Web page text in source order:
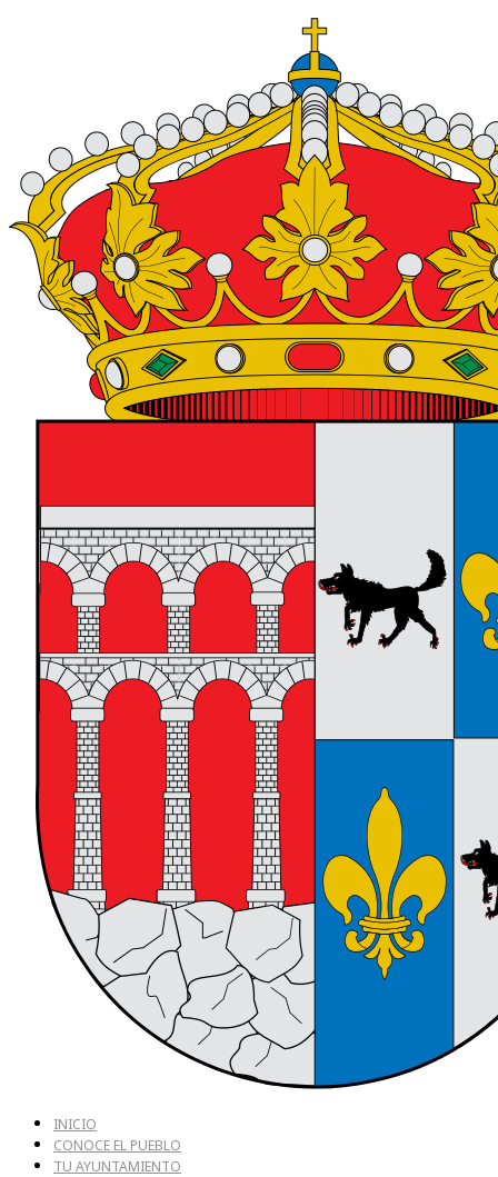
INICIO
CONOCE EL PUEBLO
TU AYUNTAMIENTO